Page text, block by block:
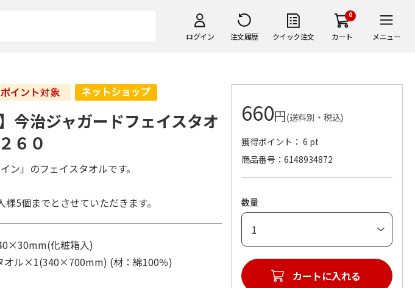
ログイン 注文履歴 クイック注文
0
カート メニュー
今治ジャガードフェイスタオ
６０
ン」のフェイスタオルです。
5個までとさせていただきます。
化粧箱入)
オル×1(340×700mm) (材：綿100％)
660円(送料別・税込)
獲得ポイント： 6 pt
商品番号
6148934872
数量
カートに入れる